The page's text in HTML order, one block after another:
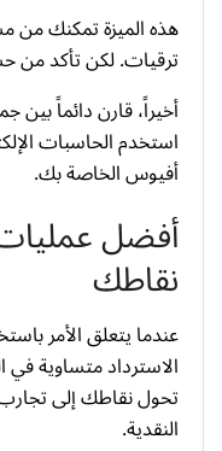
هذه الميزة تمكنك من
ترقيات. لكن تأكد من
أخيراً، قارن دائماً بين
استخدم الحاسبات
أفيوس الخاصة بك.
أفضل عمليات
نقاطك
عندما يتعلق الأمر
الاسترداد متساوية
تحول نقاطك إلى
النقدية.